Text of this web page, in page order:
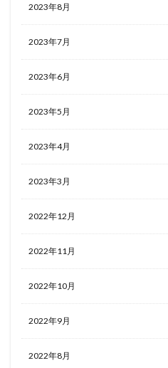
2023年8月
2023年7月
2023年6月
2023年5月
2023年4月
2023年3月
2022年12月
2022年11月
2022年10月
2022年9月
2022年8月